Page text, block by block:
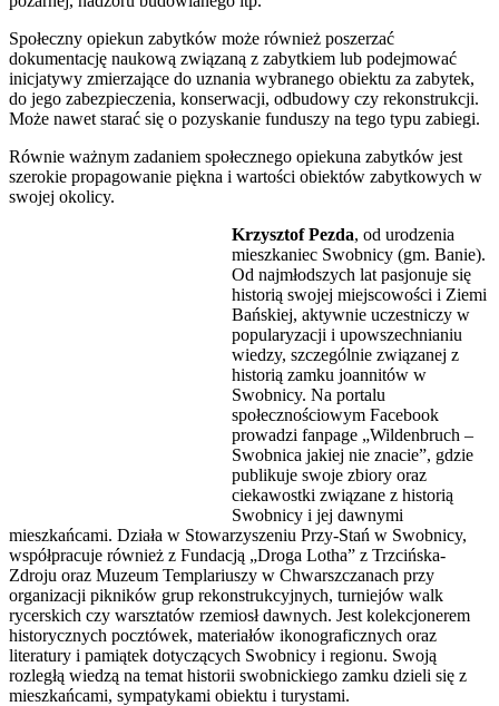
Społeczny opiekun zabytków może również poszerzać
dokumentację naukową związaną z zabytkiem lub podejmować
inicjatywy zmierzające do uznania wybranego obiektu za zabytek,
do jego zabezpieczenia, konserwacji, odbudowy czy rekonstrukcji.
Może nawet starać się o pozyskanie funduszy na tego typu zabiegi.
Równie ważnym zadaniem społecznego opiekuna zabytków jest
szerokie propagowanie piękna i wartości obiektów zabytkowych w
swojej okolicy.
Krzysztof Pezda, od urodzenia
mieszkaniec Swobnicy (gm. Banie).
Od najmłodszych lat pasjonuje się
historią swojej miejscowości i Ziemi
Bańskiej, aktywnie uczestniczy w
popularyzacji i upowszechnianiu
wiedzy, szczególnie związanej z
historią zamku joannitów w
Swobnicy. Na portalu
społecznościowym Facebook
prowadzi fanpage „Wildenbruch –
Swobnica jakiej nie znacie”, gdzie
publikuje swoje zbiory oraz
ciekawostki związane z historią
Swobnicy i jej dawnymi
mieszkańcami. Działa w Stowarzyszeniu Przy-Stań w Swobnicy,
współpracuje również z Fundacją „Droga Lotha” z Trzcińska-
Zdroju oraz Muzeum Templariuszy w Chwarszczanach przy
organizacji pikników grup rekonstrukcyjnych, turniejów walk
rycerskich czy warsztatów rzemiosł dawnych. Jest kolekcjonerem
historycznych pocztówek, materiałów ikonograficznych oraz
literatury i pamiątek dotyczących Swobnicy i regionu. Swoją
rozległą wiedzą na temat historii swobnickiego zamku dzieli się z
mieszkańcami, sympatykami obiektu i turystami.